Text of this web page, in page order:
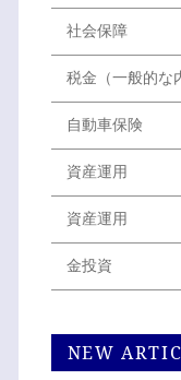
社会保障
税金（一般的な
自動車保険
資産運用
資産運用
金投資
NEW